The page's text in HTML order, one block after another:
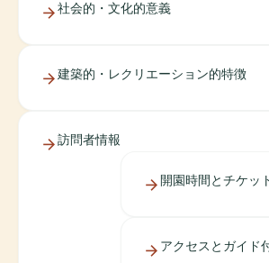
社会的・文化的意義
建築的・レクリエーション的特徴
訪問者情報
開園時間とチケッ
アクセスとガイド